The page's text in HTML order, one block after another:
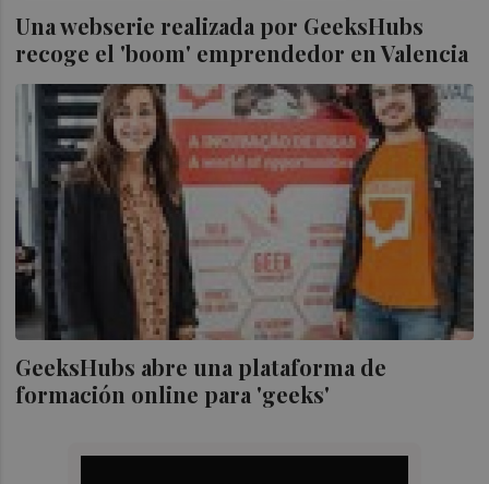
Una webserie realizada por GeeksHubs
recoge el 'boom' emprendedor en Valencia
GeeksHubs abre una plataforma de
formación online para 'geeks'